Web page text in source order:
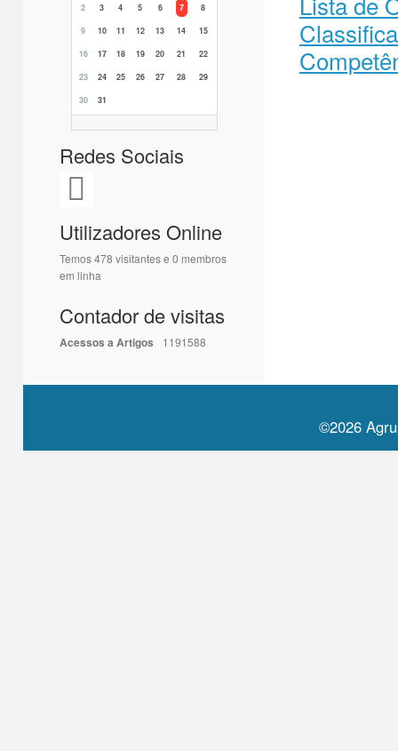
2
3 4 5 6 7
8
9
10 11 12 13 14
15
16
17 18 19 20 21
22
23
24 25 26 27 28
29
30
31
Redes Sociais
Utilizadores Online
Temos 478 visitantes e 0 membros
em linha
Contador de visitas
Acessos a Artigos 1191588
©2026